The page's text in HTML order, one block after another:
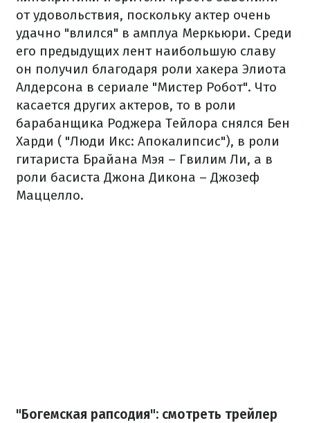
от удовольствия, поскольку актер очень
удачно "влился" в амплуа Меркьюри. Среди
его предыдущих лент наибольшую славу
он получил благодаря роли хакера Элиота
Алдерсона в сериале "Мистер Робот". Что
касается других актеров, то в роли
барабанщика Роджера Тейлора снялся Бен
Харди ( "Люди Икс: Апокалипсис"), в роли
гитариста Брайана Мэя – Гвилим Ли, а в
роли басиста Джона Дикона – Джозеф
Маццелло.
"Богемская рапсодия": смотреть трейлер